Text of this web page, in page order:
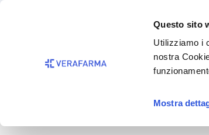
Questo sito
Utilizziamo i
nostra
Mostra
Passa alla navigazione principale